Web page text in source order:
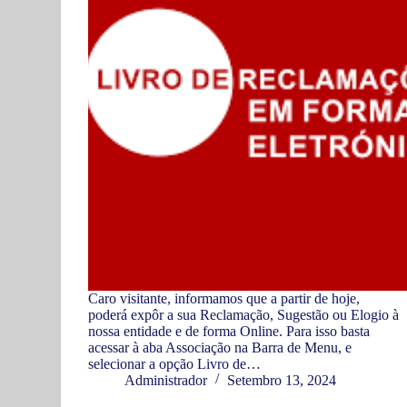
Caro visitante, informamos que a partir de hoje,
poderá expôr a sua Reclamação, Sugestão ou Elogio à
nossa entidade e de forma Online. Para isso basta
acessar à aba Associação na Barra de Menu, e
selecionar a opção Livro de…
Administrador
Setembro 13, 2024